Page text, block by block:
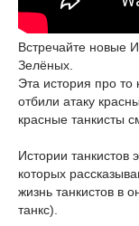
Встречайте новые
Зелёных.
Эта история про то
отбили атаку
красные танкисты
Истории танкистов
которых
жизнь танкистов в
танкс).